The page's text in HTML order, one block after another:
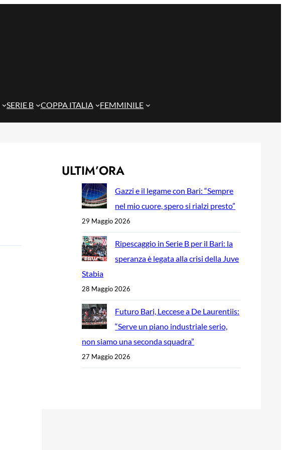
SERIE B COPPA ITALIA FEMMINILE
ULTIM’ORA
Gazzi e il legame con Bari: “Sempre
nel mio cuore, spero si rialzi presto”
29 Maggio 2026
Ripescaggio in Serie B per il Bari: la
speranza è legata alla crisi della Juve
Stabia
28 Maggio 2026
Futuro Bari, Leccese a De Laurentiis:
“Serve un piano industriale serio,
non siamo una seconda squadra”
27 Maggio 2026